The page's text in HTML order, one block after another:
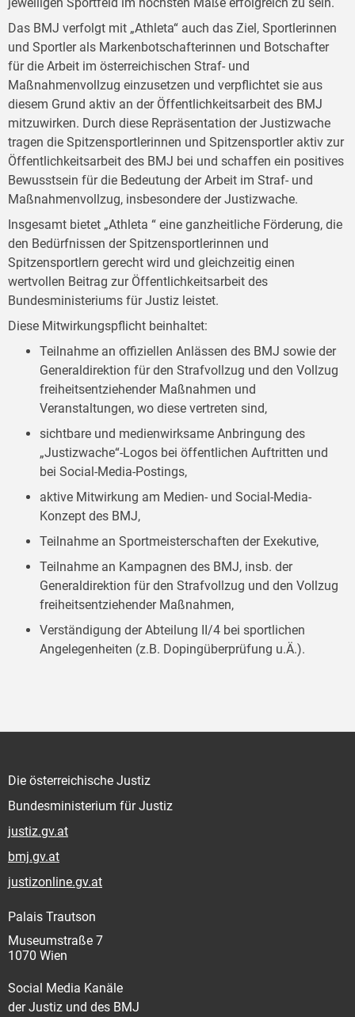
Das BMJ verfolgt mit „Athleta“ auch das Ziel, Sportlerinnen
und Sportler als Markenbotschafterinnen und Botschafter
für die Arbeit im österreichischen Straf- und
Maßnahmenvollzug einzusetzen und verpflichtet sie aus
diesem Grund aktiv an der Öffentlichkeitsarbeit des BMJ
mitzuwirken. Durch diese Repräsentation der Justizwache
tragen die Spitzensportlerinnen und Spitzensportler aktiv zur
Öffentlichkeitsarbeit des BMJ bei und schaffen ein positives
Bewusstsein für die Bedeutung der Arbeit im Straf- und
Maßnahmenvollzug, insbesondere der Justizwache.
Insgesamt bietet „Athleta “ eine ganzheitliche Förderung, die
den Bedürfnissen der Spitzensportlerinnen und
Spitzensportlern gerecht wird und gleichzeitig einen
wertvollen Beitrag zur Öffentlichkeitsarbeit des
Bundesministeriums für Justiz leistet.
Diese Mitwirkungspflicht beinhaltet:
Teilnahme an offiziellen Anlässen des BMJ sowie der
Generaldirektion für den Strafvollzug und den Vollzug
freiheitsentziehender Maßnahmen und
Veranstaltungen, wo diese vertreten sind,
sichtbare und medienwirksame Anbringung des
„Justizwache“-Logos bei öffentlichen Auftritten und
bei Social-Media-Postings,
aktive Mitwirkung am Medien- und Social-Media-
Konzept des BMJ,
Teilnahme an Sportmeisterschaften der Exekutive,
Teilnahme an Kampagnen des BMJ, insb. der
Generaldirektion für den Strafvollzug und den Vollzug
freiheitsentziehender Maßnahmen,
Verständigung der Abteilung II/4 bei sportlichen
Angelegenheiten (z.B. Dopingüberprüfung u.Ä.).
Die österreichische Justiz
Bundesministerium für Justiz
justiz.gv.at
bmj.gv.at
justizonline.gv.at
Palais Trautson
Museumstraße 7
1070 Wien
Social Media Kanäle
der Justiz und des BMJ